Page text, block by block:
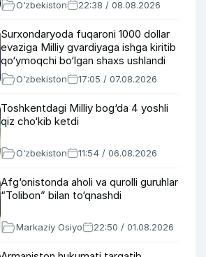
O‘zbekiston 22:38 / 08.08.2026
Surxondaryoda fuqaroni 1000 dollar
evaziga Milliy gvardiyaga ishga kiritib
qo‘ymoqchi bo‘lgan shaxs ushlandi
O‘zbekiston 17:05 / 07.08.2026
Toshkentdagi Milliy bog‘da 4 yoshli
qiz cho‘kib ketdi
O‘zbekiston 11:54 / 06.08.2026
Afg‘onistonda aholi va qurolli guruhlar
“Tolibon” bilan to‘qnashdi
Markaziy Osiyo 22:50 / 01.08.2026